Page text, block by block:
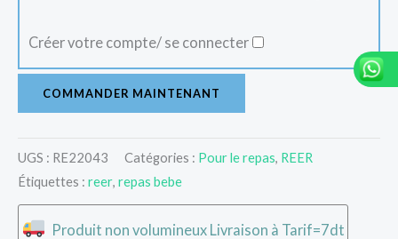
Créer votre compte/ se connecter
COMMANDER MAINTENANT
UGS : RE22043 Catégories : Pour le repas, REER
Étiquettes : reer, repas bebe
Produit non volumineux Livraison à Tarif=7dt